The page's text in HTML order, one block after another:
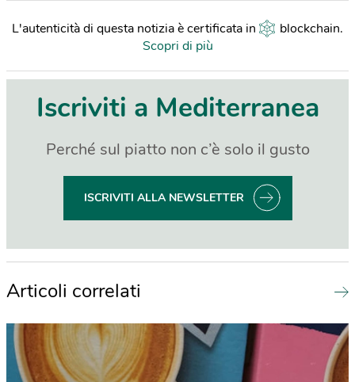
L'autenticità di questa notizia è certificata in blockchain.
Scopri di più
Iscriviti a Mediterranea
Perché sul piatto non c’è solo il gusto
ISCRIVITI ALLA NEWSLETTER
Articoli correlati